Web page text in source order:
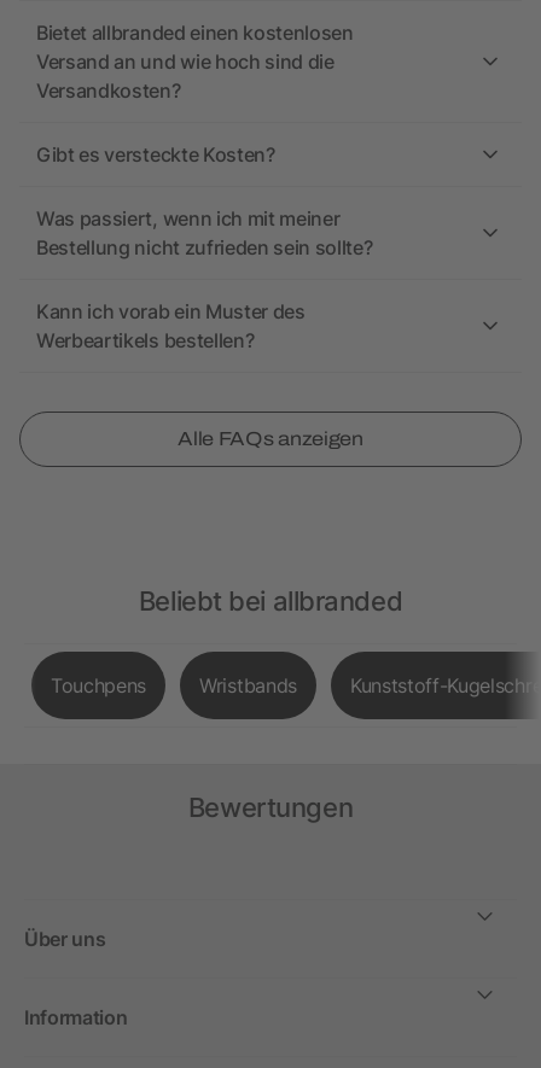
Bietet allbranded einen kostenlosen
Versand an und wie hoch sind die
Versandkosten?
Gibt es versteckte Kosten?
Was passiert, wenn ich mit meiner
Bestellung nicht zufrieden sein sollte?
Kann ich vorab ein Muster des
Werbeartikels bestellen?
Alle FAQs anzeigen
Beliebt bei allbranded
Touchpens Wristbands Kunststoff-
Bewertungen
Über uns
Information